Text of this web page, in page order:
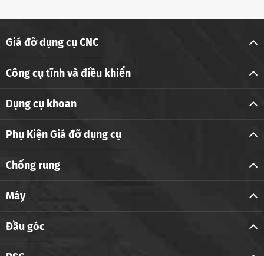
Giá đỡ dụng cụ CNC
Công cụ tĩnh và điều khiển
Dụng cụ khoan
Phụ Kiện Giá đỡ dụng cụ
Chống rung
Máy
Đầu góc